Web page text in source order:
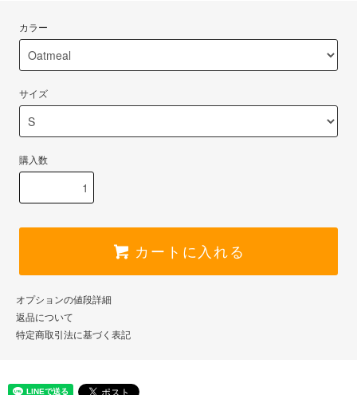
カラー
サイズ
購入数
カートに入れる
オプションの値段詳細
返品について
特定商取引法に基づく表記